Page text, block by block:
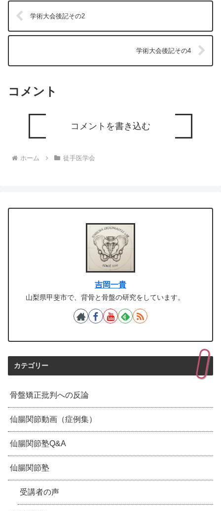
学術大会後記その2
学術大会後記その4
コメント
コメントを書き込む
ホーム 徒手医学会
吉岡一貴
山梨県甲斐市で、背骨と骨盤の研究をしています。
カテゴリー
骨盤矯正批判への反論
仙腸関節動画（症例集）
仙腸関節塾Q&A
仙腸関節塾
受講者の声